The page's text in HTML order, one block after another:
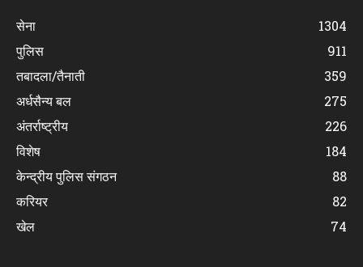
सेना
1304
पुलिस
911
तबादला/तैनाती
359
अर्धसैन्य बल
275
अंतर्राष्ट्रीय
226
विशेष
184
केन्द्रीय पुलिस संगठन
88
करियर
82
खेल
74